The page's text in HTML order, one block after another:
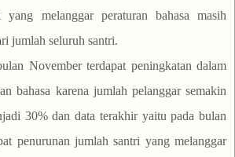
yang melanggar peraturan bahasa masih
jumlah seluruh santri.
November terdapat peningkatan dalam
bahasa karena jumlah pelanggar semakin
30% dan data terakhir yaitu pada bulan
penurunan jumlah santri yang melanggar